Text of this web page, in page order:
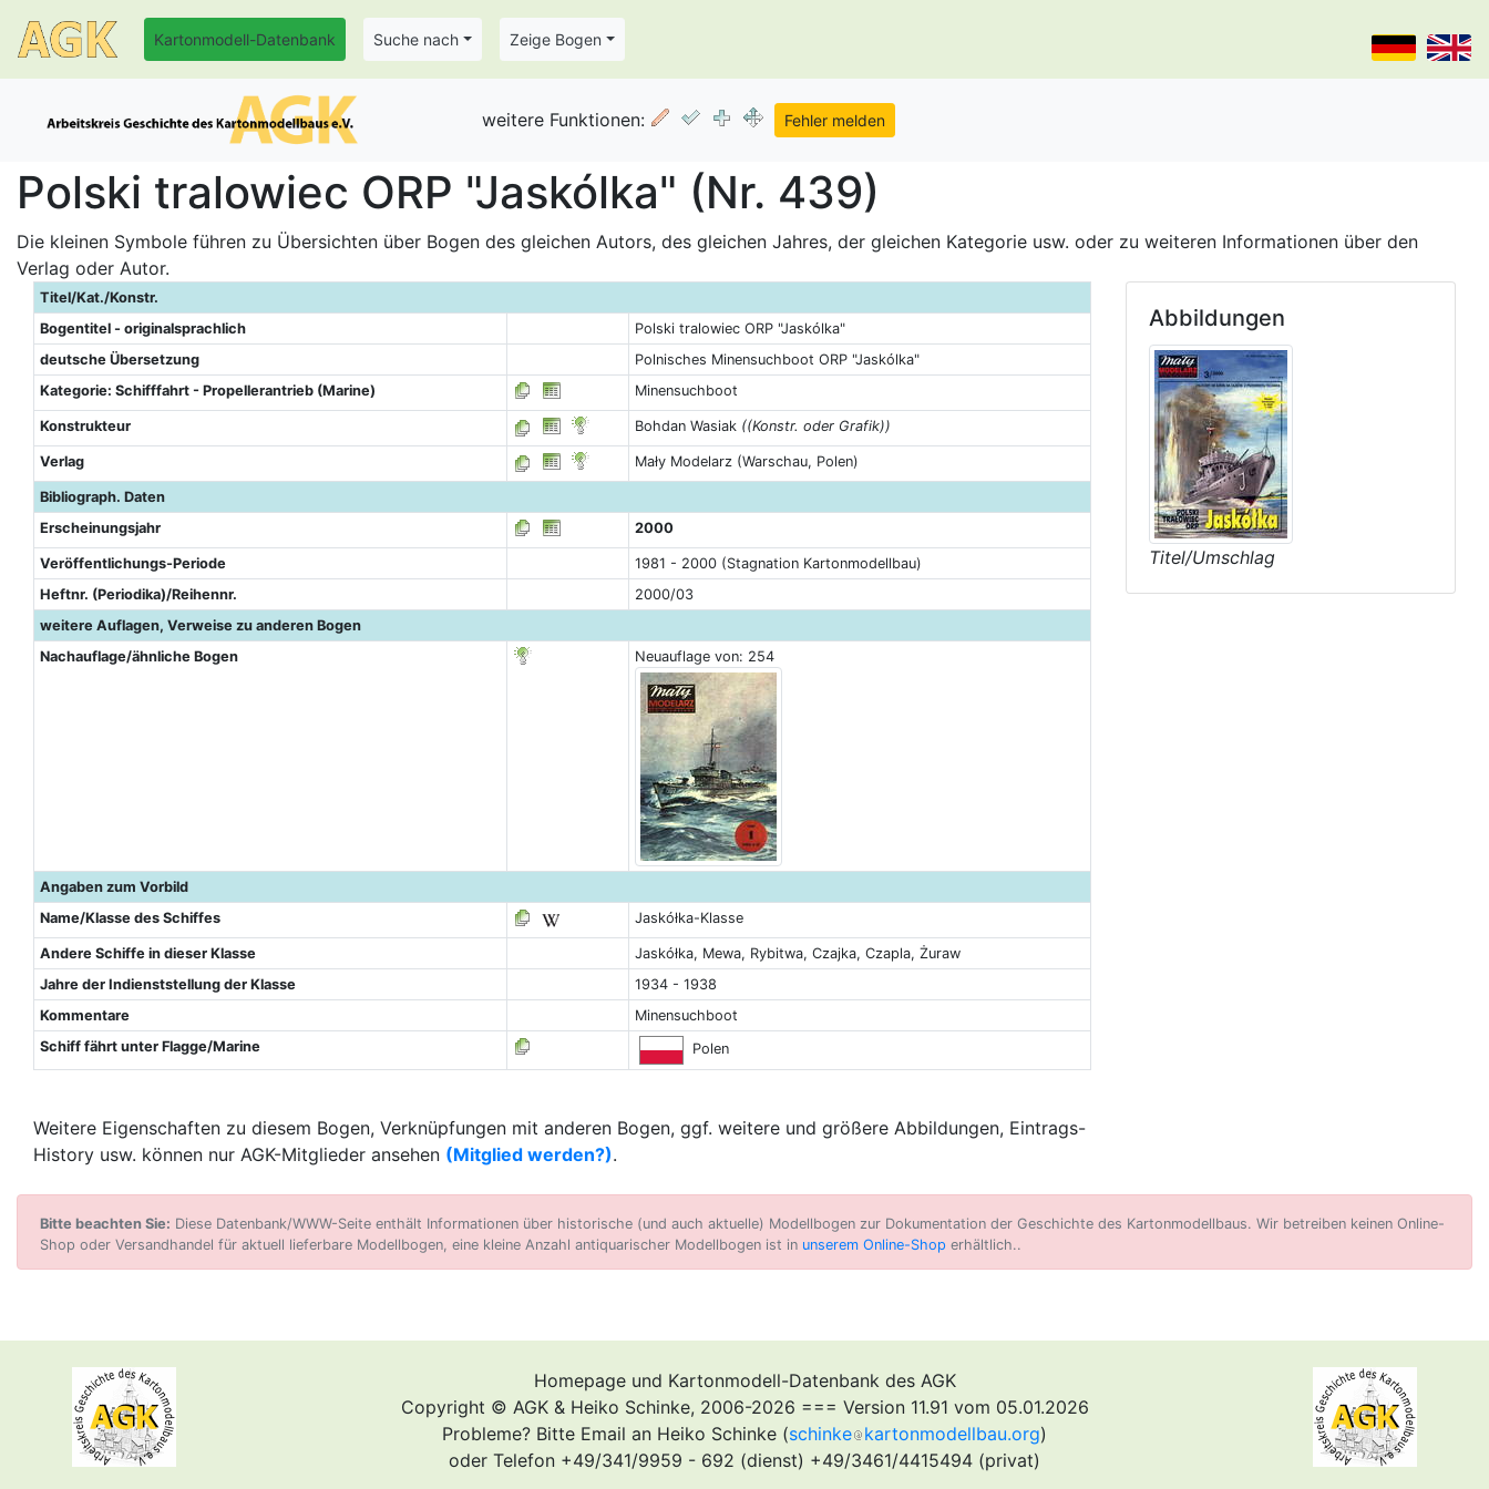
Kartonmodell-Datenbank Suche nach Zeige Bogen
weitere Funktionen:
Polski tralowiec ORP "Jaskólka" (Nr. 439)
Die kleinen Symbole führen zu Übersichten über Bogen des gleichen Autors, des gleichen Jahres, der gleichen Kategorie usw. oder zu weiteren Informationen über den
Verlag oder Autor.
Titel/Kat./Konstr.
Bogentitel - originalsprachlich
Polski tralowiec ORP "Jaskólka"
deutsche Übersetzung
Polnisches Minensuchboot ORP "Jaskólka"
Kategorie: Schifffahrt - Propellerantrieb (Marine)
Minensuchboot
Konstrukteur Bohdan Wasiak ((Konstr. oder Grafik))
Verlag Mały Modelarz (Warschau, Polen)
Bibliograph. Daten
Erscheinungsjahr
2000
Veröffentlichungs-Periode
1981 - 2000 (Stagnation Kartonmodellbau)
Heftnr. (Periodika)/Reihennr.
2000/03
weitere Auflagen, Verweise zu anderen Bogen
Nachauflage/ähnliche Bogen
Neuauflage von: 254
Angaben zum Vorbild
Name/Klasse des Schiffes
Jaskółka-Klasse
Andere Schiffe in dieser Klasse
Jaskółka, Mewa, Rybitwa, Czajka, Czapla, Żuraw
Jahre der Indienststellung der Klasse
1934 - 1938
Kommentare
Minensuchboot
Schiff fährt unter Flagge/Marine
Polen
Weitere Eigenschaften zu diesem Bogen, Verknüpfungen mit anderen Bogen, ggf. weitere und größere Abbildungen, Eintrags-
History usw. können nur AGK-Mitglieder ansehen (Mitglied werden?).
Abbildungen
Titel/Umschlag
Bitte beachten Sie: Diese Datenbank/WWW-Seite enthält Informationen über historische (und auch aktuelle) Modellbogen zur Dokumentation der Geschichte des Kartonmodellbaus. Wir betreiben keinen Online-
Shop oder Versandhandel für aktuell lieferbare Modellbogen, eine kleine Anzahl antiquarischer Modellbogen ist in unserem Online-Shop erhältlich..
Homepage und Kartonmodell-Datenbank des AGK
Copyright © AGK & Heiko Schinke, 2006-2026 === Version 11.91 vom 05.01.2026
Probleme? Bitte Email an Heiko Schinke (schinke kartonmodellbau.org)
oder Telefon +49/341/9959 - 692 (dienst) +49/3461/4415494 (privat)